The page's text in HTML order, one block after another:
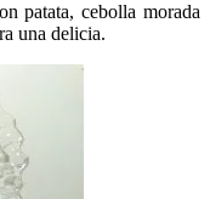
patata, cebolla morada
una delicia.